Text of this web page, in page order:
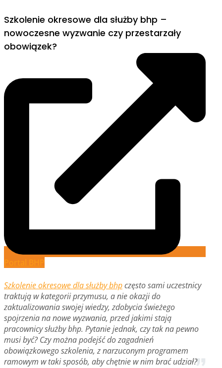
Szkolenie okresowe dla służby bhp –
nowoczesne wyzwanie czy przestarzały
obowiązek?
Szkolenie okresowe dla służby bhpczęsto sami uczestnicy
traktują w kategorii przymusu, a nie okazji do
zaktualizowania swojej wiedzy, zdobycia świeżego
spojrzenia na nowe wyzwania, przed jakimi stają
pracownicy służby bhp. Pytanie jednak, czy tak na pewno
musi być? Czy można podejść do zagadnień
obowiązkowego szkolenia, z narzuconym programem
ramowym w taki sposób, aby chętnie w nim brać udział?